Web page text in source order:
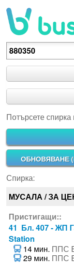
Потърсете спирка
Потърсете
ОБНОВЯВАНЕ (
Спирка:
МУСАЛА / ЗА
Пристигащи::
41 Бл. 407 - ЖП
Station
14 мин. ППС
29 мин. ППС